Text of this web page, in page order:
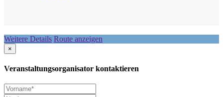
Weitere Details Route anzeigen
×
Veranstaltungsorganisator kontaktieren